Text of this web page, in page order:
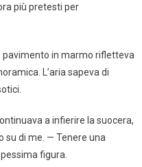
più pretesti per
pavimento in marmo rifletteva
L’aria sapeva di
a infierire la suocera,
su di me. — Tenere una
figura.